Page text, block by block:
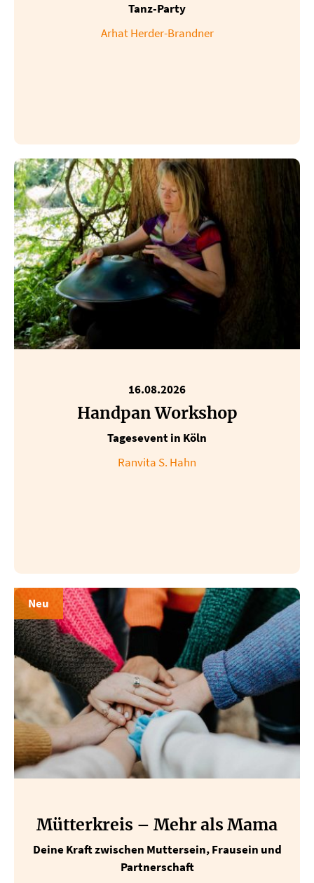
Tanz-Party
Arhat Herder-Brandner
16.08.2026
Handpan Workshop
Tagesevent in Köln
Ranvita S. Hahn
Neu
Mütterkreis – Mehr als Mama
Deine Kraft zwischen Muttersein, Frausein und
Partnerschaft